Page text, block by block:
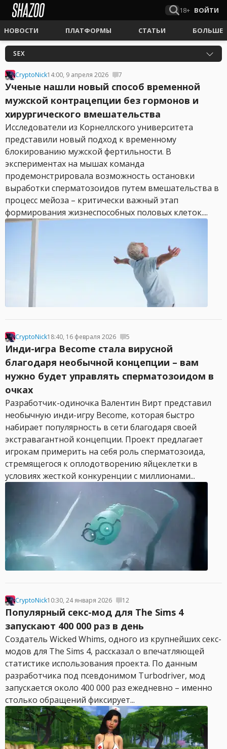
18+ ВОЙТИ
НОВОСТИ ПЛАТФОРМЫ СТАТЬИ БОЛЬШЕ
SEX
CryptoNick14:00, 9 апреля 2026 7
Ученые нашли новый способ временной
мужской контрацепции без гормонов и
хирургического вмешательства
Исследователи из Корнеллского университета
представили новый подход к временному
блокированию мужской фертильности. В
экспериментах на мышах команда
продемонстрировала возможность остановки
выработки сперматозоидов путем вмешательства в
процесс мейоза – критически важный этап
формирования жизнеспособных половых клеток....
CryptoNick18:40, 16 февраля 2026 5
Инди-игра Become стала вирусной
благодаря необычной концепции – вам
нужно будет управлять сперматозоидом в
очках
Разработчик-одиночка Валентин Вирт представил
необычную инди-игру Become, которая быстро
набирает популярность в сети благодаря своей
экстравагантной концепции. Проект предлагает
игрокам примерить на себя роль сперматозоида,
стремящегося к оплодотворению яйцеклетки в
условиях жесткой конкуренции с миллионами...
CryptoNick10:30, 24 января 2026 12
Популярный секс-мод для The Sims 4
запускают 400 000 раз в день
Создатель Wicked Whims, одного из крупнейших секс-
модов для The Sims 4, рассказал о впечатляющей
статистике использования проекта. По данным
разработчика под псевдонимом Turbodriver, мод
запускается около 400 000 раз ежедневно – именно
столько обращений фиксирует...